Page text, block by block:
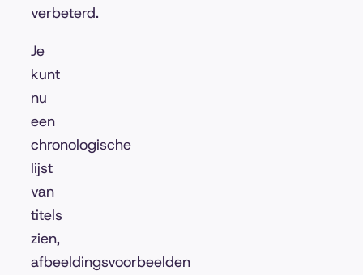
verbeterd.
Je
kunt
nu
een
chronologische
lijst
van
titels
zien,
afbeeldingsvoorbeelden